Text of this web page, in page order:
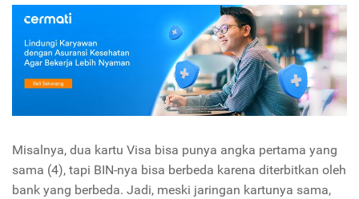
Misalnya, dua kartu Visa bisa punya angka pertama yang
sama (4), tapi BIN-nya bisa berbeda karena diterbitkan oleh
bank yang berbeda. Jadi, meski jaringan kartunya sama,